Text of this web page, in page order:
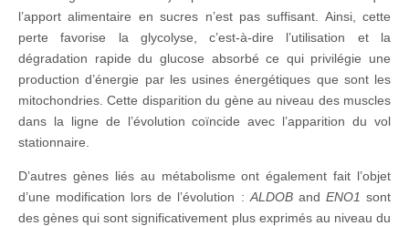
l’apport alimentaire en sucres n’est pas suffisant. Ainsi, cette
perte favorise la glycolyse, c’est-à-dire l’utilisation et la
dégradation rapide du glucose absorbé ce qui privilégie une
production d’énergie par les usines énergétiques que sont les
mitochondries. Cette disparition du gène au niveau des muscles
dans la ligne de l’évolution coïncide avec l’apparition du vol
stationnaire.
D’autres gènes liés au métabolisme ont également fait l’objet
d’une modification lors de l’évolution : ALDOBand ENO1 sont
des gènes qui sont significativement plus exprimés au niveau du